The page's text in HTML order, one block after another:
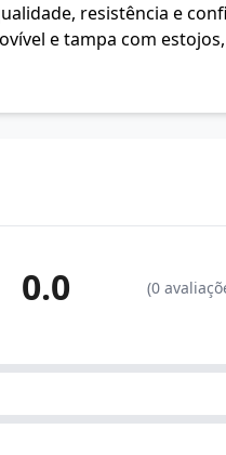
resistência e
e tampa com
0.0 (0